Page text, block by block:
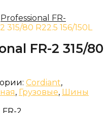
Professional FR-
80 R22.5 156/150L
FR-2 315/80
Cordiant,
, Грузовые, Шины